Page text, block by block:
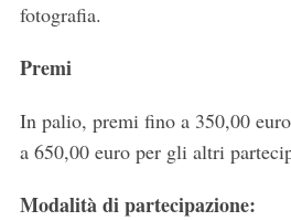
fotografia.
Premi
In palio, premi fino a 350,00
a 650,00 euro per gli altri
Modalità di partecipazione: